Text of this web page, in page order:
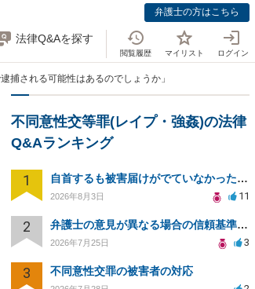
弁護士の方はこちら
法律Q&Aを探す
閲覧履歴 マイリスト ログイン
捕される可能性はあるのでしょうか」
不同意性交等罪(レイプ・強姦)の法律
Q&Aランキング
1 自首するも被害届けがでていなかった場合
2026年8月3日 11
2 弁護士の意見が異なる場合の信頼基準について教えてください
2026年7月25日 3
3 不同意性交罪の被害者の対応